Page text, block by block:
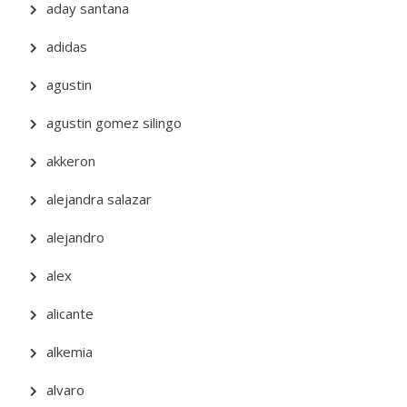
aday santana
adidas
agustin
agustin gomez silingo
akkeron
alejandra salazar
alejandro
alex
alicante
alkemia
alvaro